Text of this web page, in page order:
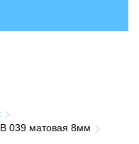
039 матовая 8мм